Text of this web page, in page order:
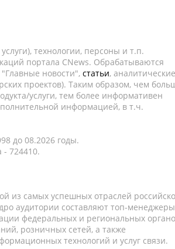
технологии, персоны и т.п.
портала CNews. Обрабатываются
новости", статьи, аналитические
проектов). Таким образом, чем
услуги, тем более информативен
информацией, в т.ч.
до 08.2026 годы.
724410.
из самых успешных отраслей
аудитории составляют топ-
федеральных и региональных
розничных сетей, а также
технологий и услуг связи.